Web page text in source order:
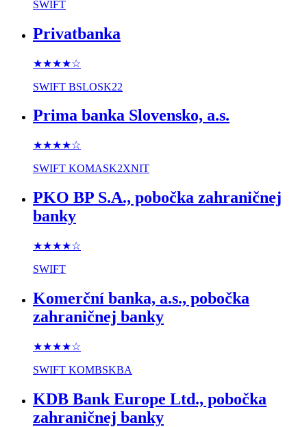
SWIFT
Privatbanka
★★★★☆
SWIFT BSLOSK22
Prima banka Slovensko, a.s.
★★★★☆
SWIFT KOMASK2XNIT
PKO BP S.A., pobočka zahraničnej
banky
★★★★☆
SWIFT
Komerční banka, a.s., pobočka
zahraničnej banky
★★★★☆
SWIFT KOMBSKBA
KDB Bank Europe Ltd., pobočka
zahraničnej banky